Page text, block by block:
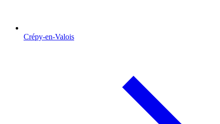
Crépy-en-Valois